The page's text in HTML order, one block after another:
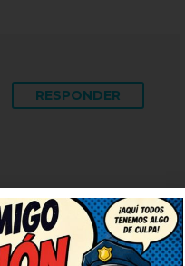
RESPONDER
simpático
una serie